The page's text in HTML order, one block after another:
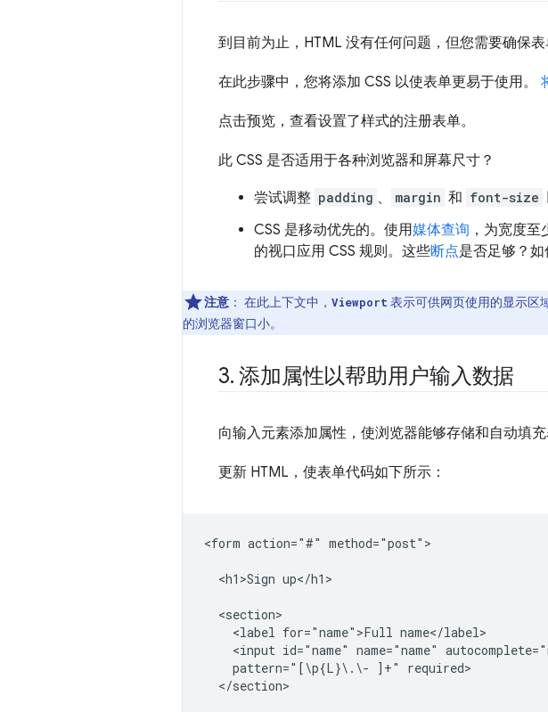
到目前为止，HTML 没有任何问题，但您需要确保
在此步骤中，您将添加 CSS 以使表单更易于使用。
点击预览，查看设置了样式的注册表单。
此 CSS 是否适用于各种浏览器和屏幕尺寸？
尝试调整 padding 、 margin 和 font-size
CSS 是移动优先的。使用媒体查询 ，为宽度至
的视口应用 CSS 规则。这些断点是否足够？
注意 ： 在此上下文中， Viewport 表示可供网页使用的显示区
的浏览器窗口小。
3. 添加属性以帮助用户输入数据
向输入元素添加属性，使浏览器能够存储和自动填
更新 HTML，使表单代码如下所示：
<form action="#" method="post">
  <h1>Sign up</h1>
  <section>
    <label for="name">Full name</label>
<input id="name" name="name"
    pattern="[\p{L}\.\- ]+" required>
  </section>